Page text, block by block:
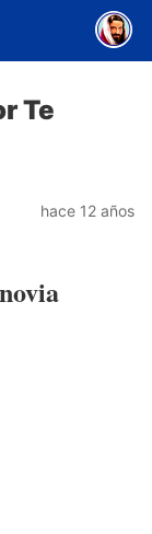
Te
hace 12 años